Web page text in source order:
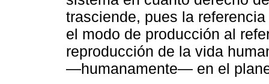
trasciende, pues la
el modo de producción al
reproducción de la vida
―humanamente― en el